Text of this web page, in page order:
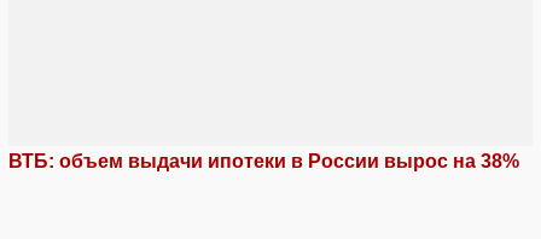
ВТБ: объем выдачи ипотеки в России вырос на 38%